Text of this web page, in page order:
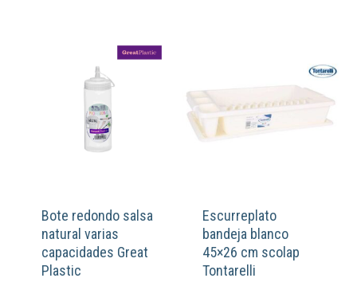
Bote redondo salsa
natural varias
capacidades Great
Plastic
Escurreplato
bandeja blanco
45×26 cm scolap
Tontarelli